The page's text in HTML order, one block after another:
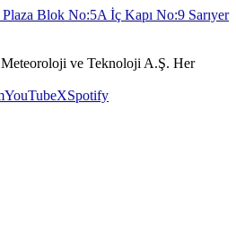
Blok No:5A İç Kapı No:9 Sarıyer
ve Teknoloji A.Ş. Her
YouTubeXSpotify